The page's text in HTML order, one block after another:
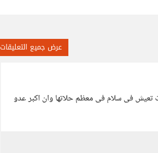
عرض جميع التعليقات
تعيش فى سلام فى معظم حلاتها وان اكبر عدو